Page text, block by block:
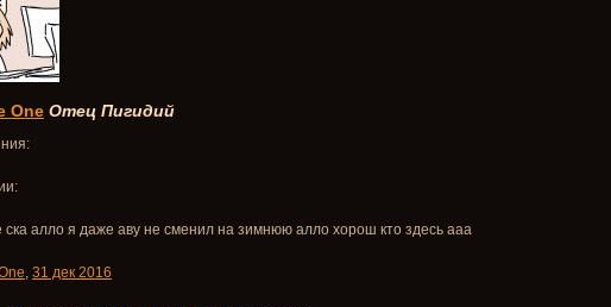
One Отец Пигидий
ска алло я даже аву не сменил на зимнюю алло хорош кто здесь ааа
, 31 дек 2016